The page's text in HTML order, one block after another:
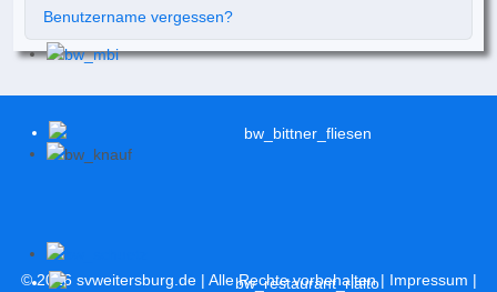
Benutzername vergessen?
© 2026 svweitersburg.de| Alle Rechte vorbehalten | Impressum |